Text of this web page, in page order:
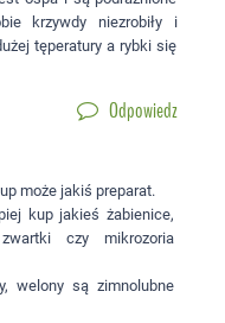
krzywdy niezrobiły i
tęperatury a rybki się
Odpowiedz
może jakiś preparat.
kup jakieś żabienice,
czy mikrozoria
welony są zimnolubne